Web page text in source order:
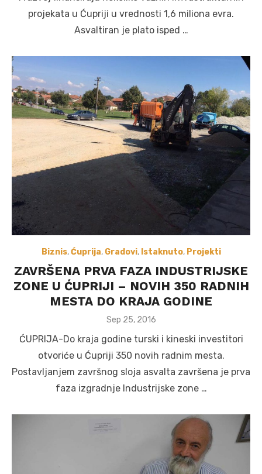
projekata u Ćupriji u vrednosti 1,6 miliona evra.
Asvaltiran je plato isped …
Biznis,Ćuprija, Gradovi, Istaknuto, Projekti
ZAVRŠENA PRVA FAZA INDUSTRIJSKE
ZONE U ĆUPRIJI – NOVIH 350 RADNIH
MESTA DO KRAJA GODINE
Posted
Sep 25, 2016
ĆUPRIJA-Do kraja godine turski i kineski investitori
otvoriće u Ćupriji 350 novih radnim mesta.
Postavljanjem završnog sloja asvalta završena je prva
faza izgradnje Industrijske zone …